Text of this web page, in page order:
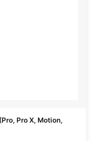
Pro X, Motion,